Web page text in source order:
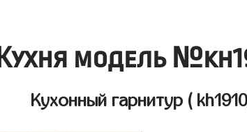
Кухня модель
Кухонный гарнитур (